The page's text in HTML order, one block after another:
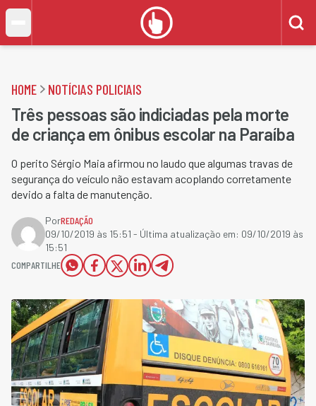
HOME NOTÍCIAS POLICIAIS
Três pessoas são indiciadas pela morte
de criança em ônibus escolar na Paraíba
O perito Sérgio Maia afirmou no laudo que algumas travas de
segurança do veículo não estavam acoplando corretamente
devido a falta de manutenção.
PorREDAÇÃO
09/10/2019 às 15:51 - Última atualização em: 09/10/2019 às
15:51
COMPARTILHE